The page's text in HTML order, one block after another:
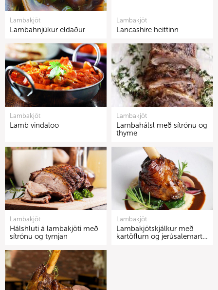
Lambakjöt
Lambahnjúkur eldaður
Lambakjöt
Lancashire heittinn
Lambakjöt
Lamb vindaloo
Lambakjöt
Lambahálsl með sítrónu og
thyme
Lambakjöt
Hálshluti á lambakjöti með
sítrónu og tymjan
Lambakjöt
Lambakjötskjálkur með
kartöflum og jerúsalemart…